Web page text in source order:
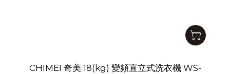
CHIMEI 奇美 18(kg) 變頻直立式洗衣機 WS-